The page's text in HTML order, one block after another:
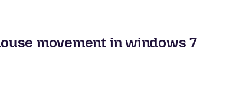
movement in windows 7